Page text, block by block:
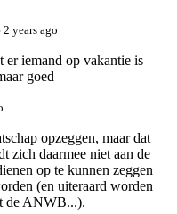
2 years ago
er iemand op vakantie is
goed
opzeggen, maar dat
zich daarmee niet aan de
op te kunnen zeggen
(en uiteraard worden
de ANWB...).